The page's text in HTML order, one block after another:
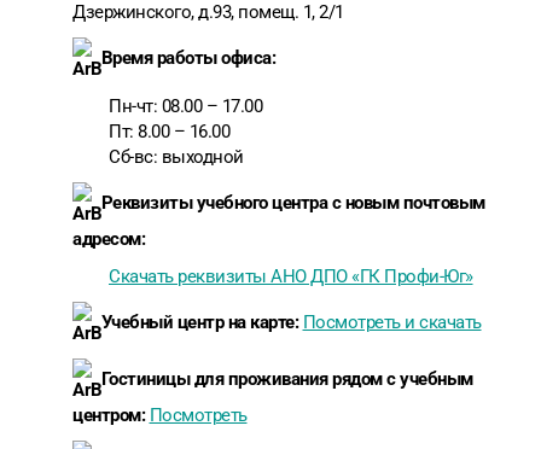
Дзержинского, д.93, помещ. 1, 2/1
Время работы офиса:
Пн-чт: 08.00 – 17.00
Пт: 8.00 – 16.00
Сб-вс: выходной
Реквизиты учебного центра с новым почтовым
адресом:
Скачать реквизиты АНО ДПО «ГК Профи-Юг»
Учебный центр на карте: Посмотреть и скачать
Гостиницы для проживания рядом с учебным
центром: Посмотреть